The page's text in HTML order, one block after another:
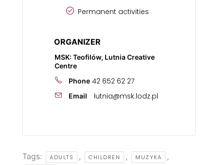
Permanent activities
ORGANIZER
MSK: Teofilów, Lutnia Creative
Centre
Phone 42 652 62 27
Email lutnia@msk.lodz.pl
Tags: ADULTS , CHILDREN , MUZYKA ,